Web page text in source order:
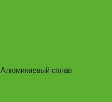
Алюминиевый сплав